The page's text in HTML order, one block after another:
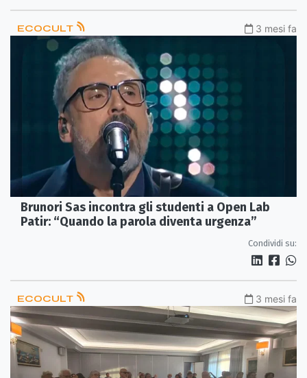
ECOCULT 3 mesi fa
Brunori Sas incontra gli studenti a Open Lab
Patir: “Quando la parola diventa urgenza”
Condividi su:
ECOCULT 3 mesi fa